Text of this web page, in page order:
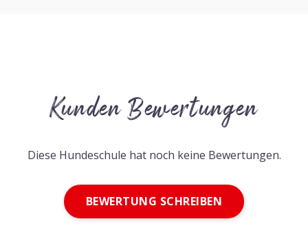
Kunden Bewertungen
Diese Hundeschule hat noch keine Bewertungen.
BEWERTUNG SCHREIBEN